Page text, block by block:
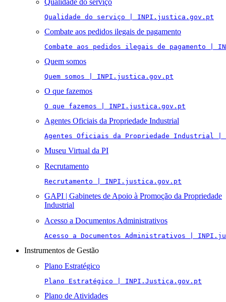
Qualidade do serviço
Qualidade do serviço | INPI.justica.gov.pt
Combate aos pedidos ilegais de pagamento
Combate aos pedidos ilegais de pagamento |
Quem somos
Quem somos | INPI.justica.gov.pt
O que fazemos
O que fazemos | INPI.justica.gov.pt
Agentes Oficiais da Propriedade Industrial
Agentes Oficiais da Propriedade Industrial
Museu Virtual da PI
Recrutamento
Recrutamento | INPI.justica.gov.pt
GAPI | Gabinetes de Apoio à Promoção da Propriedade
Industrial
Acesso a Documentos Administrativos
Acesso a Documentos Administrativos |
Instrumentos de Gestão
Plano Estratégico
Plano Estratégico | INPI.Justiça.gov.pt
Plano de Atividades